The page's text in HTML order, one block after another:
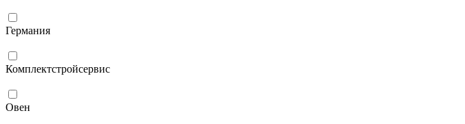
Германия
Комплектстройсервис
Овен